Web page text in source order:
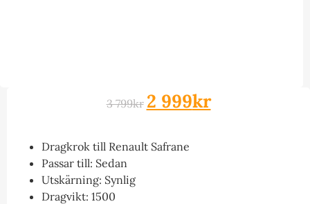
3 799kr 2 999kr
Dragkrok till Renault Safrane
Passar till: Sedan
Utskärning: Synlig
Dragvikt: 1500